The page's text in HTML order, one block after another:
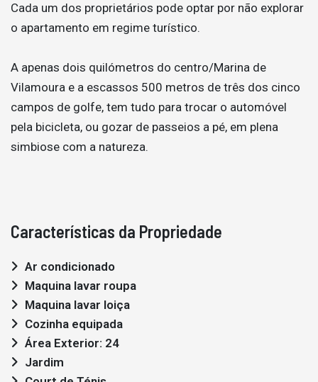
Cada um dos proprietários pode optar por não explorar
o apartamento em regime turístico.
A apenas dois quilómetros do centro/Marina de
Vilamoura e a escassos 500 metros de três dos cinco
campos de golfe, tem tudo para trocar o automóvel
pela bicicleta, ou gozar de passeios a pé, em plena
simbiose com a natureza.
Características da Propriedade
Ar condicionado
Maquina lavar roupa
Maquina lavar loiça
Cozinha equipada
Área Exterior: 24
Jardim